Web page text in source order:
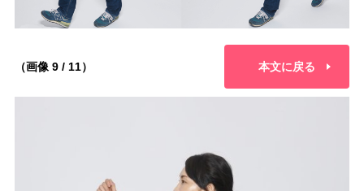
（画像 9 / 11） 本文に戻る